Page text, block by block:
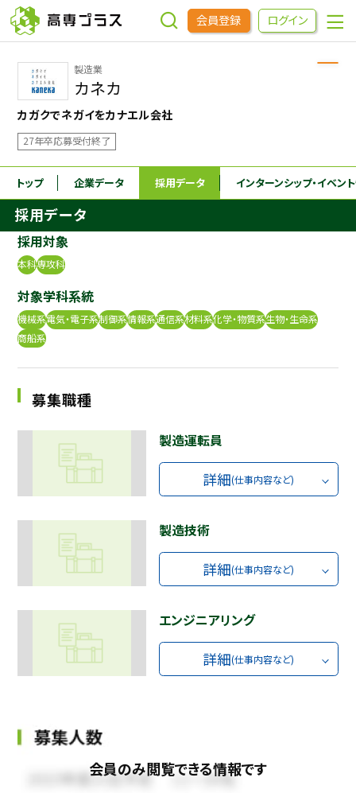
会員登録 ログイン
企業をさがす
進学先をさがす
インターンシップ・イベントをさがす
高専OBOGをさがす
高専生コミュニティ
めもらす
製造業
カネカ
カガクでネガイをカナエル会社
27年卒応募受付終了
トップ 企業データ 採用データ インターンシップ・イベン
採用データ
採用対象
本科専攻科
対象学科系統
機械系電気・電子系制御系情報系通信系材料系化学・物質系生物・生命系
商船系
募集職種
製造運転員
詳細(仕事内容など)
製造技術
詳細(仕事内容など)
エンジニアリング
詳細(仕事内容など)
会員のみ閲覧できる情報です